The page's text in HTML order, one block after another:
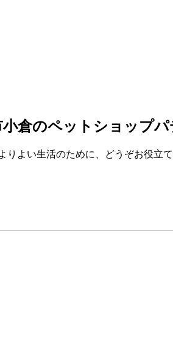
倉のペットショップ
よい生活のために、どうぞお役立て